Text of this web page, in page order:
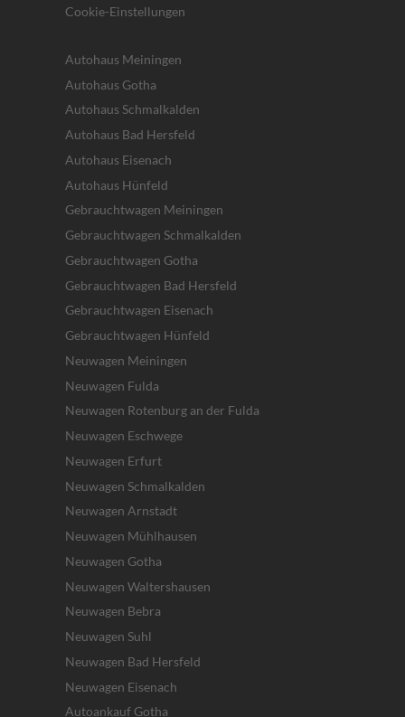
Cookie-Einstellungen
Autohaus Meiningen
Autohaus Gotha
Autohaus Schmalkalden
Autohaus Bad Hersfeld
Autohaus Eisenach
Autohaus Hünfeld
Gebrauchtwagen Meiningen
Gebrauchtwagen Schmalkalden
Gebrauchtwagen Gotha
Gebrauchtwagen Bad Hersfeld
Gebrauchtwagen Eisenach
Gebrauchtwagen Hünfeld
Neuwagen Meiningen
Neuwagen Fulda
Neuwagen Rotenburg an der Fulda
Neuwagen Eschwege
Neuwagen Erfurt
Neuwagen Schmalkalden
Neuwagen Arnstadt
Neuwagen Mühlhausen
Neuwagen Gotha
Neuwagen Waltershausen
Neuwagen Bebra
Neuwagen Suhl
Neuwagen Bad Hersfeld
Neuwagen Eisenach
Autoankauf Gotha